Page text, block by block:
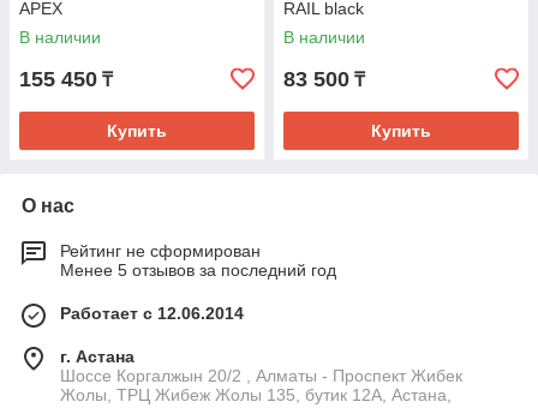
APEX
В наличии
155 450 ₸
Купить
RAIL black
В наличии
83 500 ₸
Купить
О нас
Рейтинг не сформирован
Менее 5 отзывов за последний год
Работает с 12.06.2014
г. Астана
Шоссе Коргалжын 20/2 , Алматы - Проспект Жибек
Жолы, ТРЦ Жибеж Жолы 135, бутик 12А, Астана,